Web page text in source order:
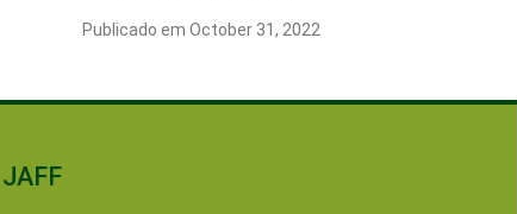
Publicado em October 31, 2022
JAFF